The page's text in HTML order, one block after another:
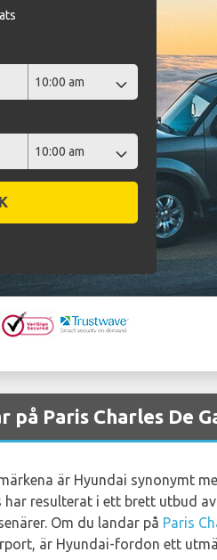
på Paris Charles De
är Hyundai synonymt
har resulterat i ett brett utbud
Om du landar på Paris
är Hyundai-fordon ett